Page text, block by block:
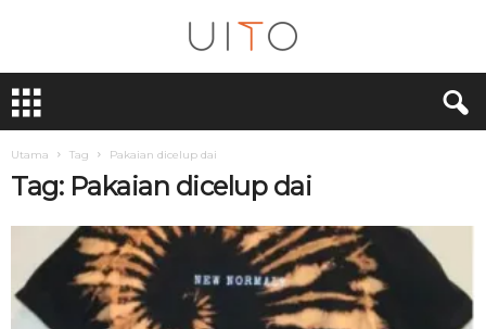
T
Utama Tag Pakaian dicelup dai
Tag: Pakaian dicelup dai